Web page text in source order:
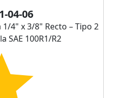
04-06
1/4" x 3/8" Recto – Tipo 2
SAE 100R1/R2